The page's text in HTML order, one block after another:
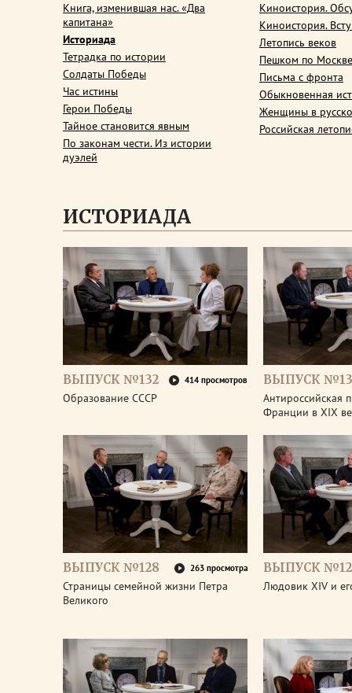
Книга, изменившая нас. «Два
капитана»
Историада
Тетрадка по истории
Солдаты Победы
Час истины
Герои Победы
Тайное становится явным
По законам чести. Из истории
дуэлей
Киноистория.
Киноистория.
Летопись веков
Пешком по Москве
Письма с фронта
Обыкновенная
Женщины в
Российская
ИСТОРИАДА
ВЫПУСК №132 414 просмотров
Образование СССР
ВЫПУСК
Антироссийская
Франции в XIX
ВЫПУСК №128 263 просмотра
Страницы семейной жизни Петра
Великого
ВЫПУСК
Людовик XIV и